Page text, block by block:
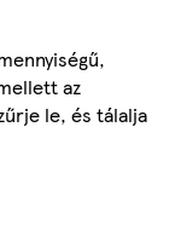
az
le, és tálalja